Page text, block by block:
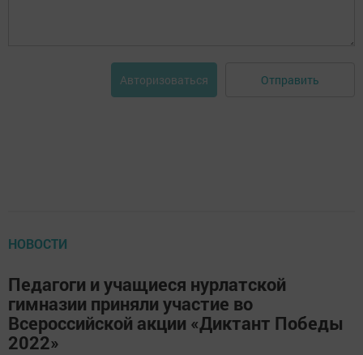
Авторизоваться Отправить
НОВОСТИ
Педагоги и учащиеся нурлатской
гимназии приняли участие во
Всероссийской акции «Диктант Победы
2022»